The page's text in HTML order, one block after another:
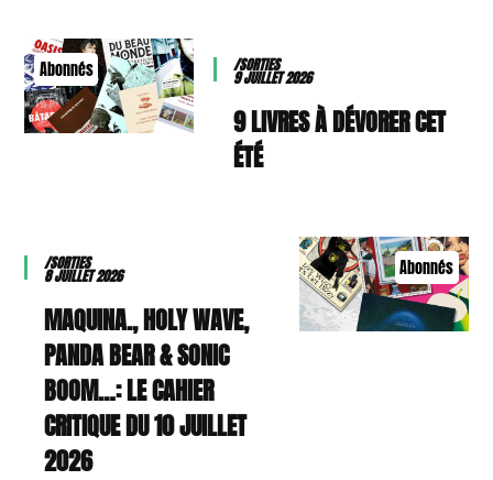
Abonnés /SORTIES
9 JUILLET 2026
9 LIVRES À DÉVORER CET
ÉTÉ
Abonnés
/SORTIES
8 JUILLET 2026
MAQUINA., HOLY WAVE,
PANDA BEAR & SONIC
BOOM…: LE CAHIER
CRITIQUE DU 10 JUILLET
2026